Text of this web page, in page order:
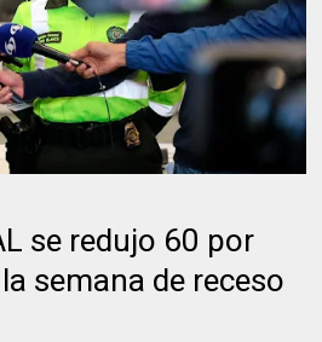
se redujo 60 por
semana de receso